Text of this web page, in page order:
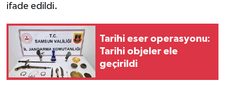
ifade edildi.
Tarihi eser operasyonu:
Tarihi objeler ele
geçirildi